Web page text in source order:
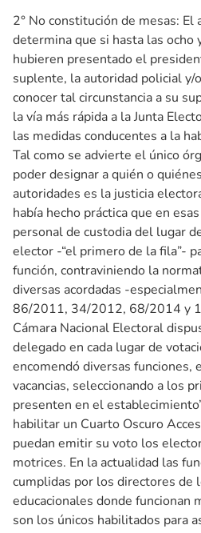
2° No constitución de mesas:
determina que si hasta las ocho
hubieren presentado el
suplente, la autoridad policial y/
conocer tal circunstancia a su
la vía más rápida a la Junta
las medidas conducentes a la
Tal como se advierte el único
poder designar a quién o
autoridades es la justicia
había hecho práctica que en
personal de custodia del lugar
elector -“el primero de la fila”-
función, contraviniendo la
diversas acordadas -
86/2011, 34/2012, 68/2014 y
Cámara Nacional Electoral
delegado en cada lugar de
encomendó diversas funciones,
vacancias, seleccionando a los
presenten en el
habilitar un Cuarto Oscuro
puedan emitir su voto los
motrices. En la actualidad las
cumplidas por los directores de
educacionales donde funcionan
son los únicos habilitados para